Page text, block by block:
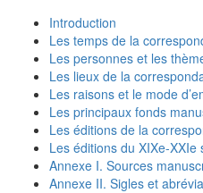
Introduction
Les temps de la
Les personnes et les
Les lieux de la
Les raisons et le mode
Les principaux fonds
Les éditions de la
Les éditions du XIXe-XXIe
Annexe I. Sources
Annexe II. Sigles et